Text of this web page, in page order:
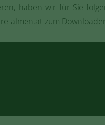
haben wir für Sie
almen.at zum